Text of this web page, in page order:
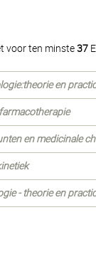
voor ten minste37
en
en medicinale
- theorie en